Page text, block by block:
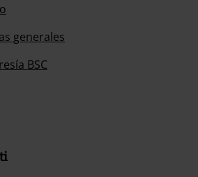
generales
BSC